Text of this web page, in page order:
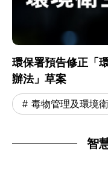
環保署預告修正「
辦法」草案
毒物管理及環境
智